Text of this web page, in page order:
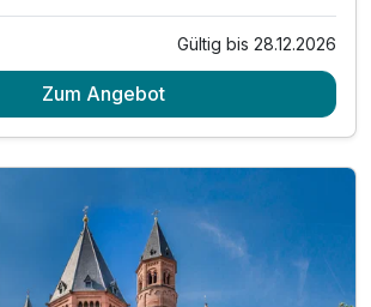
Gültig bis 28.12.2026
Zum Angebot